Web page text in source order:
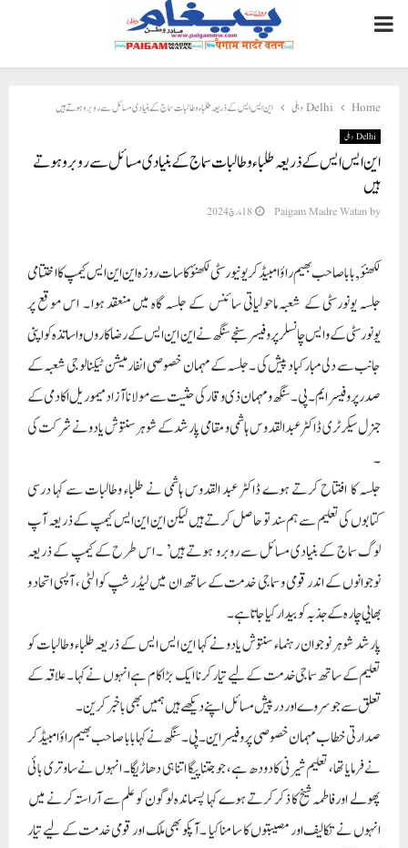
PRIMARY
MENU
Home Delhi دہلی این ایس ایس کے ذریعہ طلباء و طالبات سماج کے بنیادی مسائل سے روبرو ہوتے ہیں
Delhi دہلی
این ایس ایس کے ذریعہ طلباء و طالبات سماج کے بنیادی مسائل سے روبرو ہوتے
ہیں
by
Paigam Madre Watan 18 مارچ 2024
لکھنؤ , بابا صاحب بھیم راؤ امبیڈکر یو نیورسٹی لکھنؤ کا سات روزہ این این ایس کیمپ کا اختتامی
جلسہ یونورسٹی کے شعبہ ماحولیاتی سائنس کے جلسہ گاہ میں منعقد ہوا ۔ اس موقع پر
یونورسٹی کے وایس چانسلر پروفیسر سنجے سنگھ نے این این ایس کے رضا کاروں و اساتذہ کو اپنی
جانب سے دلی مبارکباد پیش کی ۔جلسہ کے مہمان خصوصی انفارمیشن ٹیکنالوجی شعبہ کے
صدر پروفیسر ایم۔ پی ۔سنگھ و مہمان ذی وقار کی حثیت سے مولانا آزاد میموریل اکادمی کے
جنرل سیکرٹری ڈاکٹر عبدالقدوس ہاشمی و مقامی پارشد کے شوہر سنتوش یادو نے شرکت کی
۔
جلسہ کا افتتاح کرتے ہوے ڈاکٹر عبد القدوس ہاشمی نے طلباء وطالبات سے کہا درسی
کتابوں کی تعلیم سے ہم سند تو حاصل کرتے ہیں لیکن این این ایس کیمپ کے ذریعہ آپ
لوگ سماج کے بنیادی مسائل سے روبرو ہوتے ہیں’ ۔ اس طرح کے کیمپ کے ذریعہ
نوجوانوں کے اندر قومی و سماجی خدمت کے ساتھ ان میں لیڈر شپ کوالٹی ، آپسی اتحاد و
بھایی چارہ کے جذبہ کو بیدار کیا جاتاہے ۔
پارشد شوہر نوجوان رہنماء سنتوش یادو نے کہا این ایس ایس کے ذریعہ طلباء وطالبات کو
تعلیم کے ساتھ سماجی خدمت کے لیے تیار کرنا ایک بڑا کام ہے انہوں نے کہا ۔ علاقہ کے
تعلق سے جو سروے اور درپیش مسائل اپنے دیکھے ہیں ہمیں بھی باخبر کرین ۔
صدارتی خطاب مہمان خصوصی پروفیسر ا ین۔ پی ۔سنگھ نے کہا بابا صاحب بھیم راؤ امبیڈکر
نےفرمایا تھا ، تعلیم شیرنی کا دودھ ہے ، جو جتنا پیگا اتنا ہی دھاڑیگا ۔ انہوں نے ساوتری بائی
پھولے اور فاطمہ شیخ کا ذکر کرتے ہوے کہا پسماندہ لوگون کو علم سے آراستہ کرنے میں
انہوں نے تکالیف اور مصیبتوں کا سامنا کیا ۔آپکو بھی ملک اور قومی خدمت کے لیے تیار